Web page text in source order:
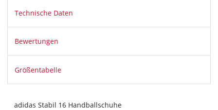
Technische Daten
Bewertungen
Größentabelle
adidas Stabil 16 Handballschuhe